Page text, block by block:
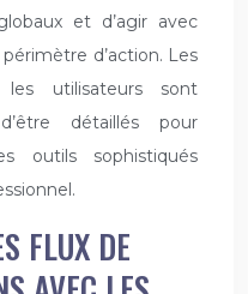
et d’agir avec
d’action. Les
utilisateurs sont
détaillés pour
outils sophistiqués
FLUX DE